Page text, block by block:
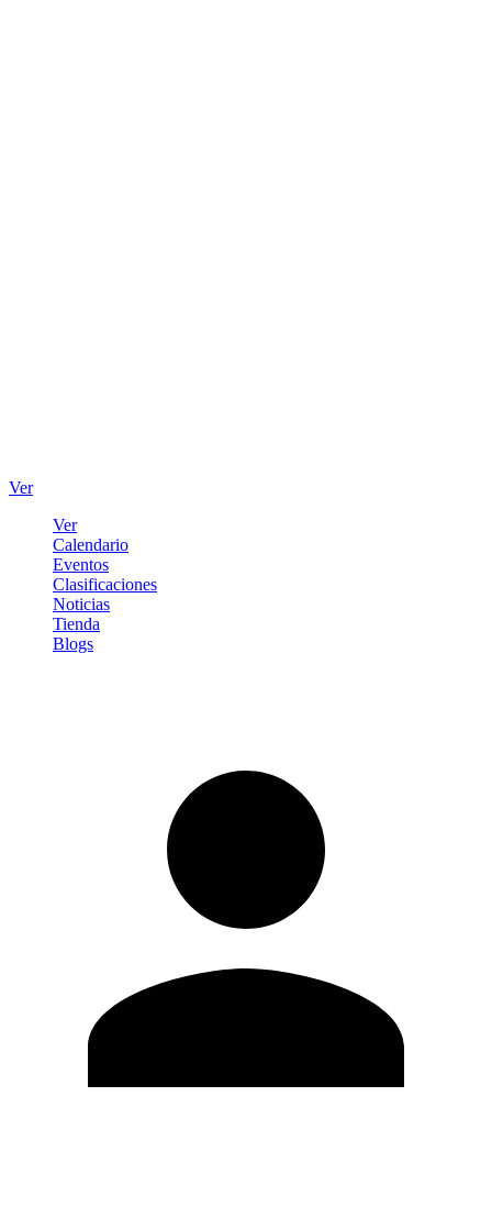
Ver
Ver
Calendario
Eventos
Clasificaciones
Noticias
Tienda
Blogs